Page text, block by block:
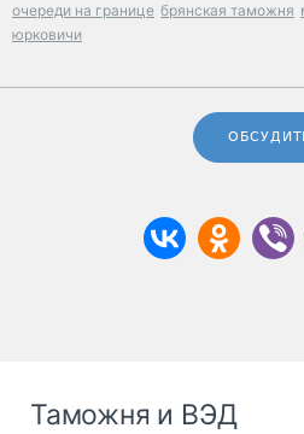
очереди на границе брянская таможня
юрковичи
Таможня и ВЭД